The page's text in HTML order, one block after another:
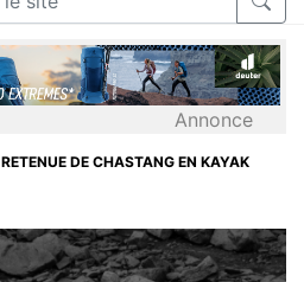
Annonce
RETENUE DE CHASTANG EN KAYAK